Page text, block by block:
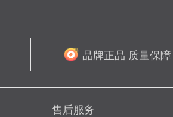
品牌正品 质量保障
售后服务